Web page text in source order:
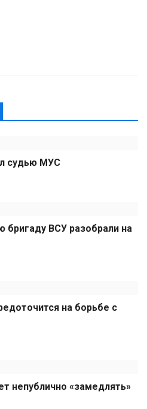
судью МУС
бригаду ВСУ разобрали на
на борьбе с
непублично «замедлять»